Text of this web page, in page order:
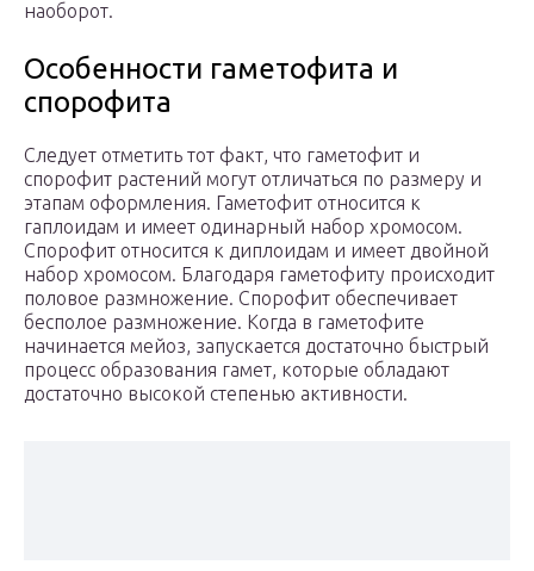
наоборот.
Особенности гаметофита и
спорофита
Следует отметить тот факт, что гаметофит и
спорофит растений могут отличаться по размеру и
этапам оформления. Гаметофит относится к
гаплоидам и имеет одинарный набор хромосом.
Спорофит относится к диплоидам и имеет двойной
набор хромосом. Благодаря гаметофиту происходит
половое размножение. Спорофит обеспечивает
бесполое размножение. Когда в гаметофите
начинается мейоз, запускается достаточно быстрый
процесс образования гамет, которые обладают
достаточно высокой степенью активности.